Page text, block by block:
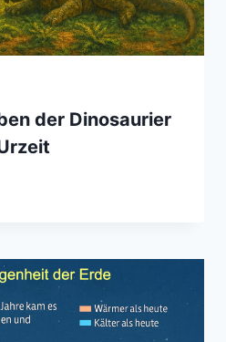
der Dinosaurier